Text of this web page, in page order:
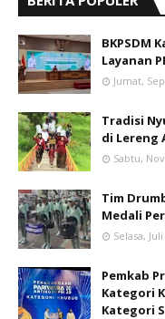
BKPSDM
Layanan
Jumat,
Tradisi
di Lereng
Sabtu,
Tim
Medali
Selasa,
Pemkab
Kategori
Kategori